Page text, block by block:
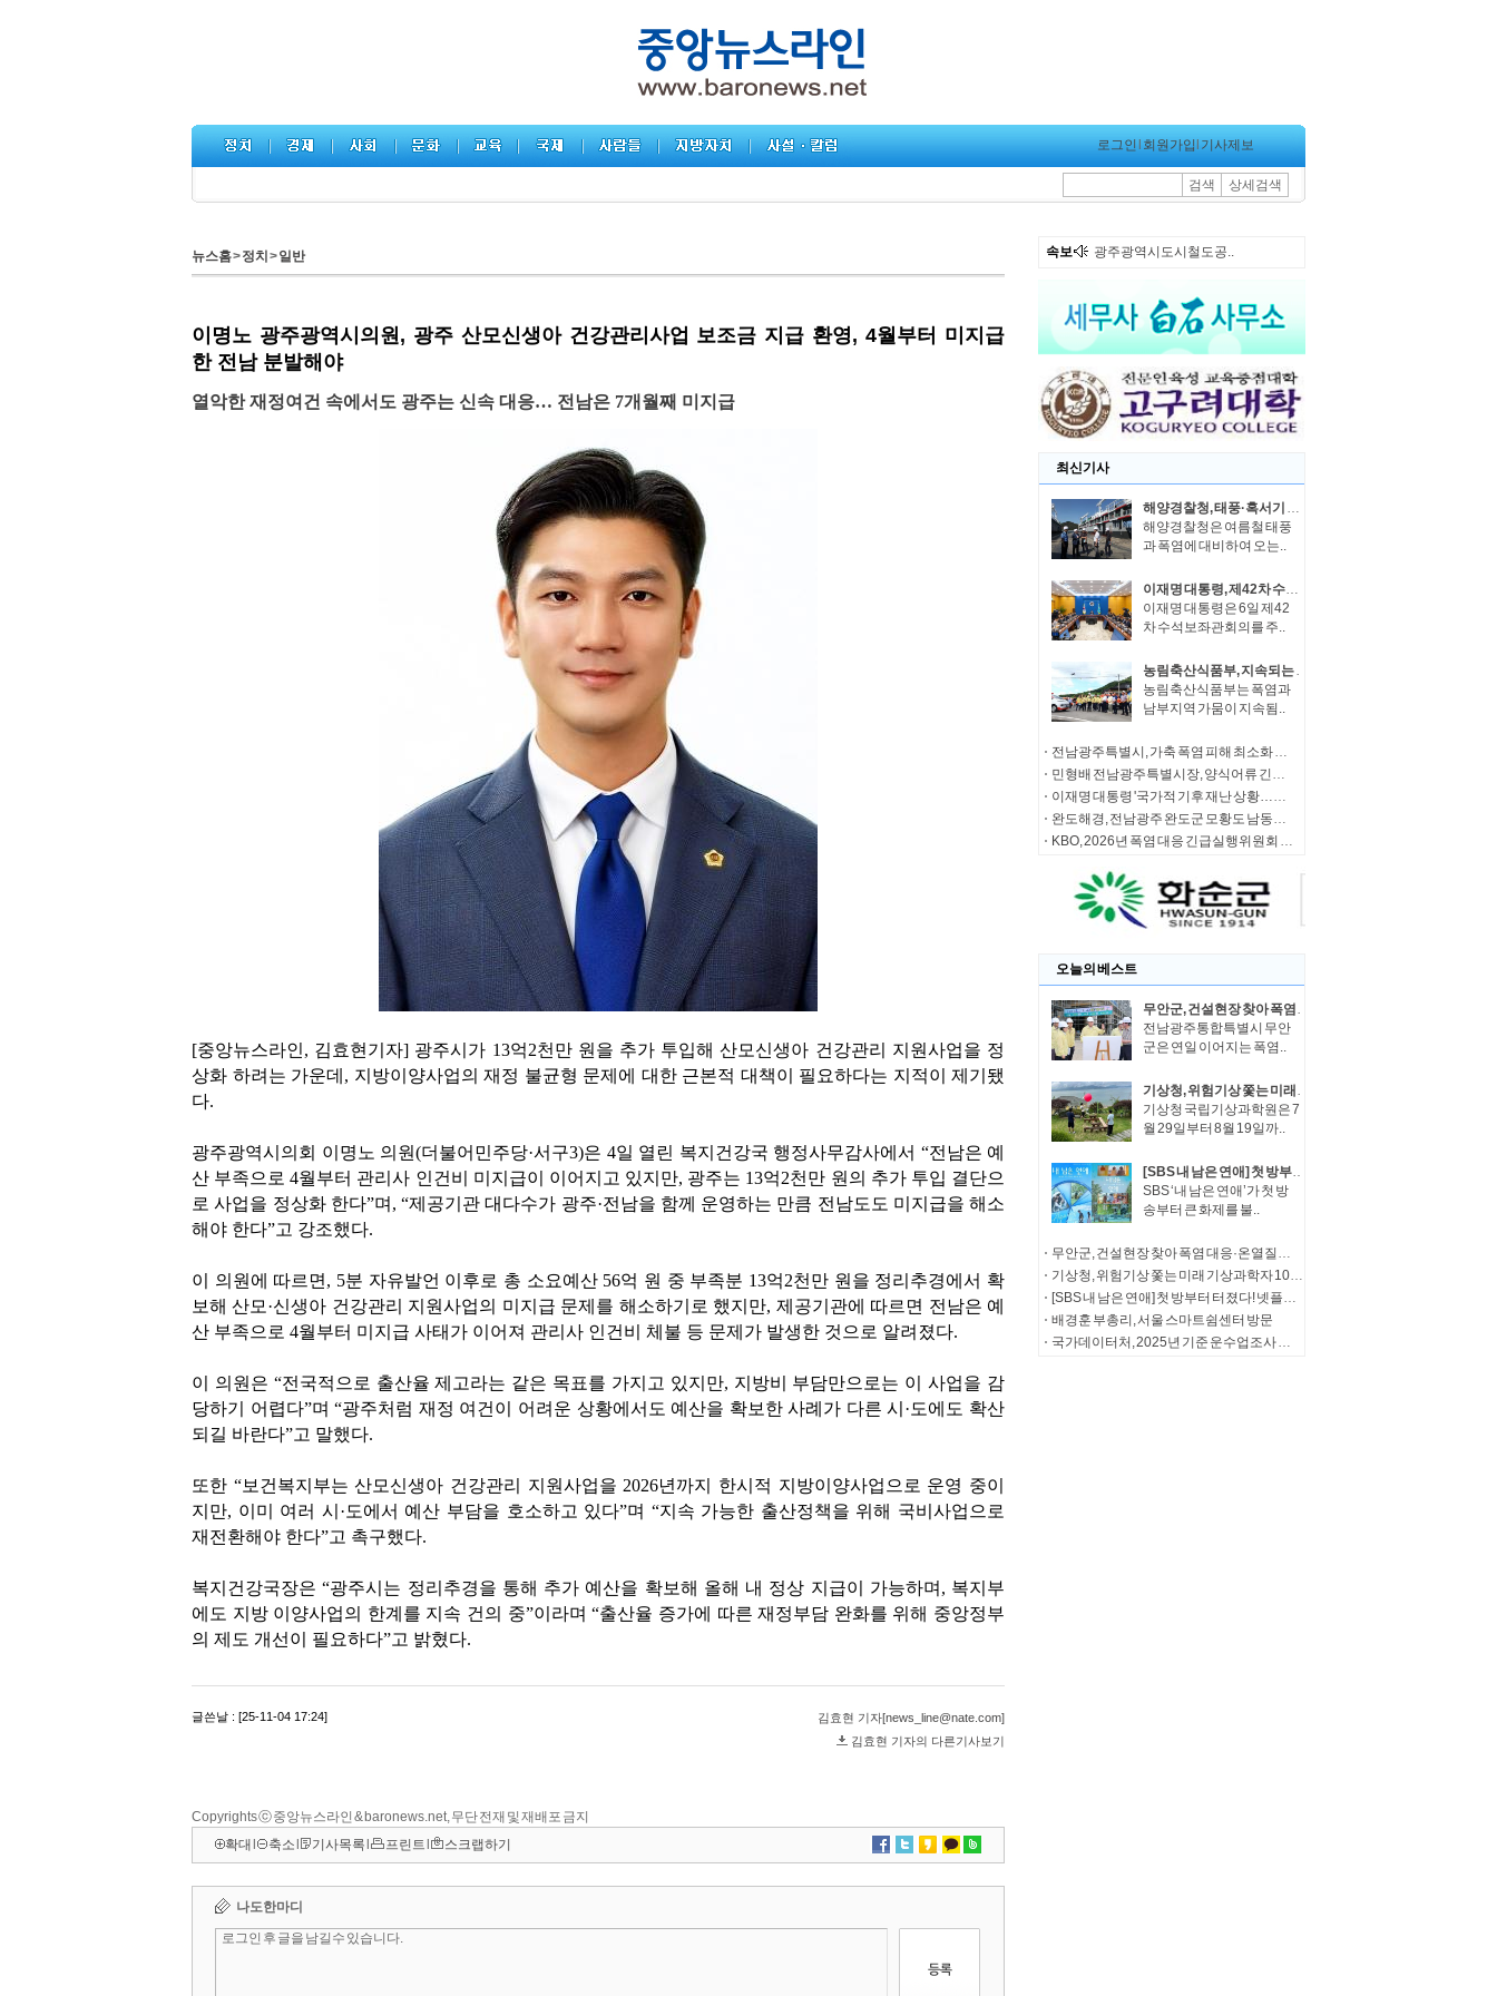
로그인 회원가입 기사제보
검색 상세검색
뉴스홈>정치 >일반
Copyrights ⓒ 중앙뉴스라인 & baronews.net, 무단 전재 및 재배포 금지
확대
축소 기사목록 프린트 스크랩하기
속보 광주광역시도시철도공..
최신기사
해양경찰청, 태풍·혹서기 대비 건조 함정 및 신규 시설물 현장 안전 점검 시행
해양경찰청은 여름철 태풍
과 폭염에 대비하여 오는..
이재명 대통령, 제42차 수석보좌관회의 주재
이재명 대통령은 6일 제42
차 수석보좌관회의를 주..
농림축산식품부, 지속되는 폭염·가뭄에 따라 피해 예방을 위한 총력 대응
농림축산식품부는 폭염과
남부지역 가뭄이 지속됨..
전남광주특별시, 가축 폭염 피해 최소화 총력 대응
민형배 전남광주특별시장, 양식어류 긴급 방류 확대 건의…추가 물량 배정
이재명 대통령 '국가적 기후 재난 상황…정책 대응 최대치로 올려야'
완도해경, 전남광주 완도군 모황도 남동방 인근 해상서 선박 내 응급환자 긴급 이송
KBO, 2026년 폭염 대응 긴급실행위원회 결과
오늘의 베스트
무안군, 건설현장 찾아 폭염 대응·온열질환 예방 총력
전남광주통합특별시 무안
군은 연일 이어지는 폭염..
기상청, 위험기상 쫓는 미래 기상과학자 100인 수도권 하늘 아래 모인다!
기상청 국립기상과학원은 7
월 29일부터 8월 19일까..
[SBS 내 남은 연애] 첫 방부터 터졌다! 넷플릭스 TOP 10 진입->3개국 글로벌 플랫폼 서비스 확정
SBS ‘내 남은 연애’가 첫 방
송부터 큰 화제를 불..
무안군, 건설현장 찾아 폭염 대응·온열질환 예방 총력
기상청, 위험기상 쫓는 미래 기상과학자 100인 수도권 하늘 아래 모인다!
[SBS 내 남은 연애] 첫 방부터 터졌다! 넷플릭스 TOP 10 진입->3개국 글로벌 플랫폼 서비스 확정
배경훈 부총리, 서울 스마트쉼센터 방문
국가데이터처, 2025년 기준 운수업조사 및 기업활동조사 실시